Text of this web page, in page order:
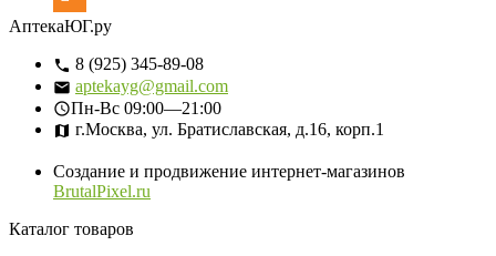
АптекаЮГ.ру
8 (925) 345-89-08
aptekayg@gmail.com
Пн-Вс 09:00—21:00
г.Москва, ул. Братиславская, д.16, корп.1
Создание и продвижение интернет-магазинов
BrutalPixel.ru
Каталог товаров